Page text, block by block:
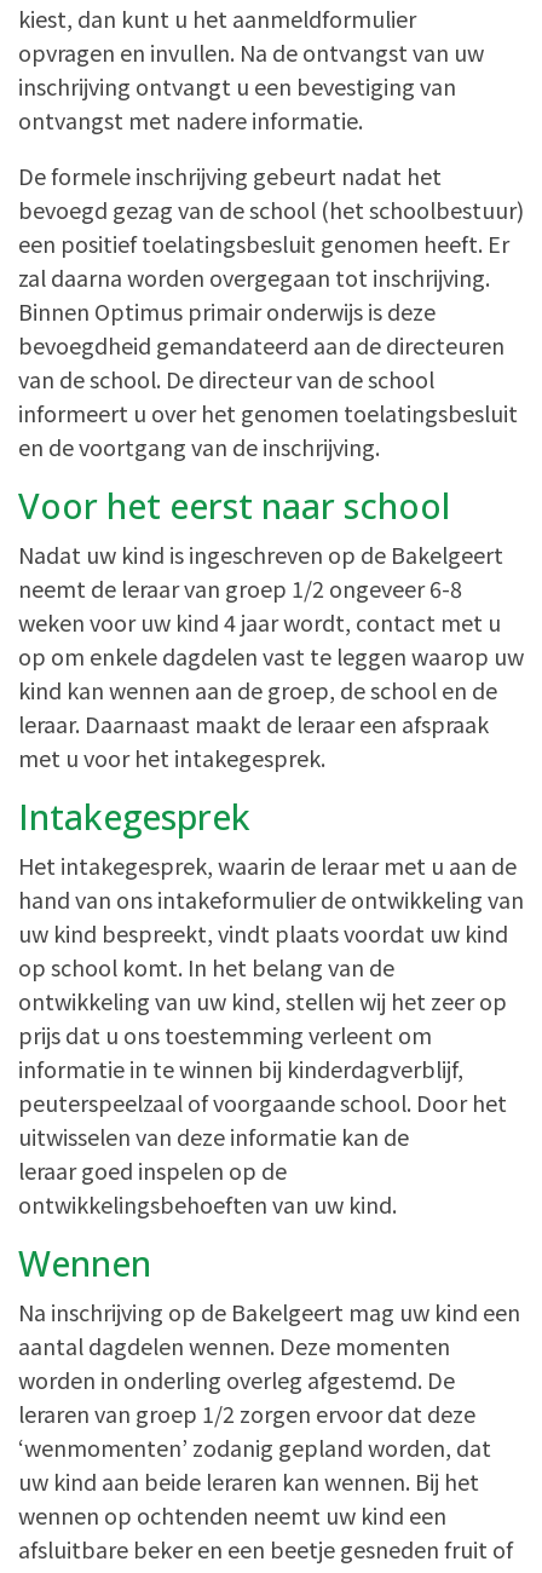
kiest, dan kunt u het aanmeldformulier
opvragen en invullen. Na de ontvangst van uw
inschrijving ontvangt u een bevestiging van
ontvangst met nadere informatie.
De formele inschrijving gebeurt nadat het
bevoegd gezag van de school (het schoolbestuur)
een positief toelatingsbesluit genomen heeft. Er
zal daarna worden overgegaan tot inschrijving.
Binnen Optimus primair onderwijs is deze
bevoegdheid gemandateerd aan de directeuren
van de school. De directeur van de school
informeert u over het genomen toelatingsbesluit
en de voortgang van de inschrijving.
Voor het eerst naar school
Nadat uw kind is ingeschreven op de Bakelgeert
neemt de leraar van groep 1/2 ongeveer 6-8
weken voor uw kind 4 jaar wordt, contact met u
op om enkele dagdelen vast te leggen waarop uw
kind kan wennen aan de groep, de school en de
leraar. Daarnaast maakt de leraar een afspraak
met u voor het intakegesprek.
Intakegesprek
Het intakegesprek, waarin de leraar met u aan de
hand van ons intakeformulier de ontwikkeling van
uw kind bespreekt, vindt plaats voordat uw kind
op school komt. In het belang van de
ontwikkeling van uw kind, stellen wij het zeer op
prijs dat u ons toestemming verleent om
informatie in te winnen bij kinderdagverblijf,
peuterspeelzaal of voorgaande school. Door het
uitwisselen van deze informatie kan de
leraar goed inspelen op de
ontwikkelingsbehoeften van uw kind.
Wennen
Na inschrijving op de Bakelgeert mag uw kind een
aantal dagdelen wennen. Deze momenten
worden in onderling overleg afgestemd. De
leraren van groep 1/2 zorgen ervoor dat deze
‘wenmomenten’ zodanig gepland worden, dat
uw kind aan beide leraren kan wennen. Bij het
wennen op ochtenden neemt uw kind een
afsluitbare beker en een beetje gesneden fruit of